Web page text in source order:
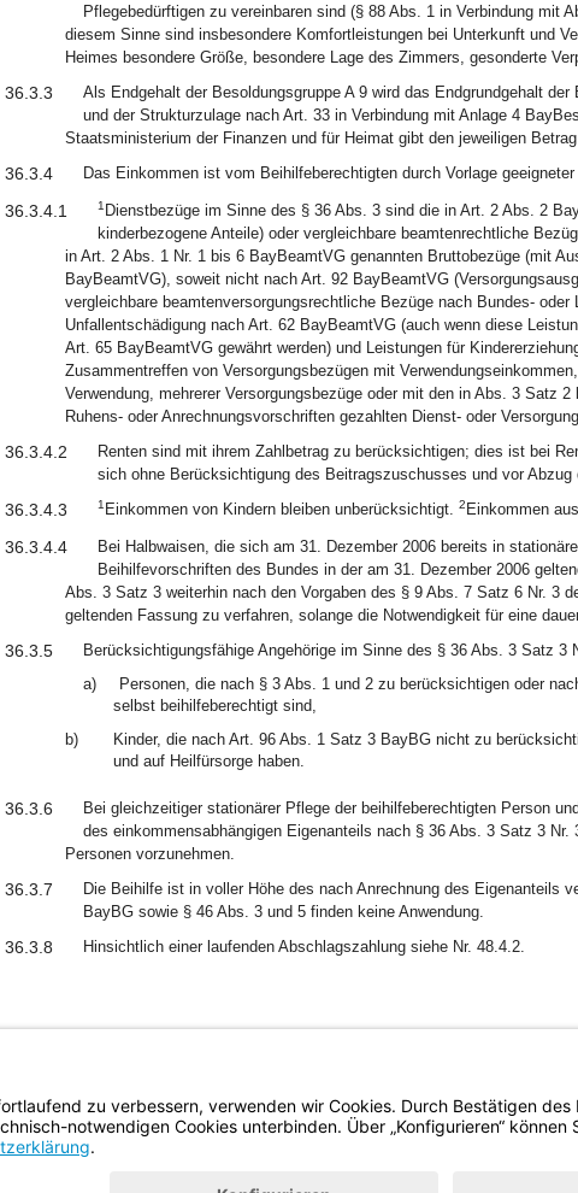
Pflegebedürftigen zu vereinbaren sind (§ 88 Abs. 1 in Verbindung mit
diesem Sinne sind insbesondere Komfortleistungen bei Unterkunft und
Heimes besondere Größe, besondere Lage des Zimmers, gesonderte
36.3.3
Als Endgehalt der Besoldungsgruppe A 9 wird das Endgrundgehalt
und der Strukturzulage nach Art. 33 in Verbindung mit Anlage 4
Staatsministerium der Finanzen und für Heimat gibt den jeweiligen
36.3.4 Das Einkommen ist vom Beihilfeberechtigten durch Vorlage
36.3.4.1 1 Dienstbezüge im Sinne des § 36 Abs. 3 sind die in Art. 2 Abs. 2
kinderbezogene Anteile) oder vergleichbare beamtenrechtliche
in Art. 2 Abs. 1 Nr. 1 bis 6 BayBeamtVG genannten Bruttobezüge (mit
BayBeamtVG), soweit nicht nach Art. 92 BayBeamtVG
vergleichbare beamtenversorgungsrechtliche Bezüge nach Bundes- oder
Unfallentschädigung nach Art. 62 BayBeamtVG (auch wenn diese
Art. 65 BayBeamtVG gewährt werden) und Leistungen für
Zusammentreffen von Versorgungsbezügen mit
Verwendung, mehrerer Versorgungsbezüge oder mit den in Abs. 3 Satz
Ruhens- oder Anrechnungsvorschriften gezahlten Dienst- oder
36.3.4.2
Renten sind mit ihrem Zahlbetrag zu berücksichtigen; dies ist bei
sich ohne Berücksichtigung des Beitragszuschusses und vor
36.3.4.3 1 Einkommen von Kindern bleiben unberücksichtigt. 2 Einkommen
36.3.4.4
Bei Halbwaisen, die sich am 31. Dezember 2006 bereits in
Beihilfevorschriften des Bundes in der am 31. Dezember 2006
Abs. 3 Satz 3 weiterhin nach den Vorgaben des § 9 Abs. 7 Satz 6 Nr. 3
geltenden Fassung zu verfahren, solange die Notwendigkeit für eine
36.3.5
Berücksichtigungsfähige Angehörige im Sinne des § 36 Abs. 3 Satz 3
a)
Personen, die nach § 3 Abs. 1 und 2 zu berücksichtigen oder
selbst beihilfeberechtigt sind,
b)
Kinder, die nach Art. 96 Abs. 1 Satz 3 BayBG nicht zu
und auf Heilfürsorge haben.
36.3.6
Bei gleichzeitiger stationärer Pflege der beihilfeberechtigten Person
des einkommensabhängigen Eigenanteils nach § 36 Abs. 3 Satz 3
Personen vorzunehmen.
36.3.7
Die Beihilfe ist in voller Höhe des nach Anrechnung des Eigenanteils
BayBG sowie § 46 Abs. 3 und 5 finden keine Anwendung.
36.3.8 Hinsichtlich einer laufenden Abschlagszahlung siehe Nr. 48.4.2.